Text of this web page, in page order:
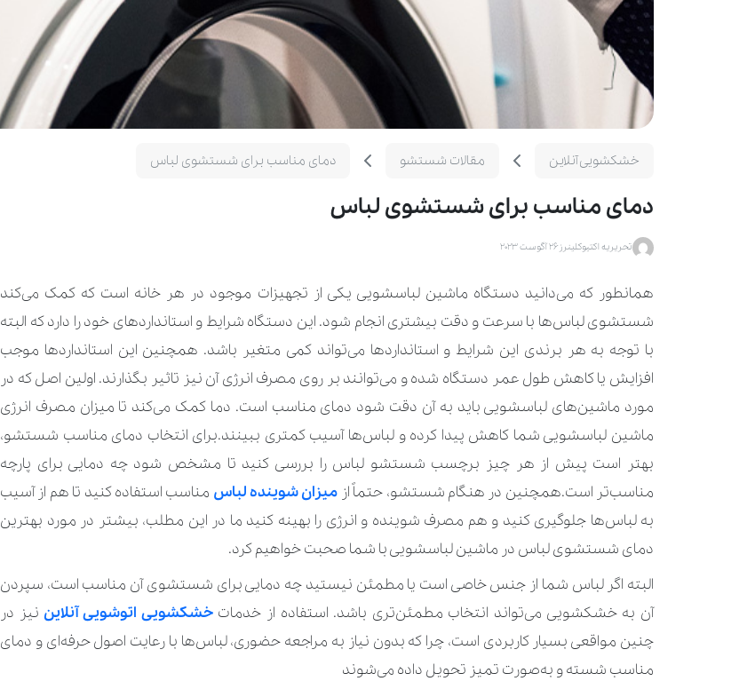
خشکشویی آنلاین مقالات شستشو دمای مناسب برای شستشوی لباس
دمای مناسب برای شستشوی لباس
تحریریه اکتیوکلینرز 26 آگوست 2023
همانطور که می‌دانید دستگاه ماشین لباسشویی یکی از تجهیزات موجود در هر خانه است که کمک می‌کند
شستشوی لباس‌ها با سرعت و دقت بیشتری انجام شود. این دستگاه شرایط و استانداردهای خود را دارد که البته
با توجه به هر برندی این شرایط و استانداردها می‌تواند کمی متغیر باشد. همچنین این استانداردها موجب
افزایش یا کاهش طول عمر دستگاه شده و می‌توانند بر روی مصرف انرژی آن نیز تاثیر بگذارند. اولین اصل که در
مورد ماشین‌های لباسشویی باید به آن دقت شود دمای مناسب است. دما کمک می‌کند تا میزان مصرف انرژی
ماشین لباسشویی شما کاهش پیدا کرده و لباس‌ها آسیب کمتری ببینند.برای انتخاب دمای مناسب شستشو،
بهتر است پیش از هر چیز برچسب شستشو لباس را بررسی کنید تا مشخص شود چه دمایی برای پارچه
مناسب‌تر است.همچنین در هنگام شستشو، حتماً از میزان شوینده لباس مناسب استفاده کنید تا هم از آسیب
به لباس‌ها جلوگیری کنید و هم مصرف شوینده و انرژی را بهینه کنید ما در این مطلب، بیشتر در مورد بهترین
دمای شستشوی لباس در ماشین لباسشویی با شما صحبت خواهیم کرد.
البته اگر لباس شما از جنس خاصی است یا مطمئن نیستید چه دمایی برای شستشوی آن مناسب است، سپردن
آن به خشکشویی می‌تواند انتخاب مطمئن‌تری باشد. استفاده از خدماتخشکشویی اتوشویی آنلاین نیز در
چنین مواقعی بسیار کاربردی است، چرا که بدون نیاز به مراجعه حضوری، لباس‌ها با رعایت اصول حرفه‌ای و دمای
مناسب شسته و به‌صورت تمیز تحویل داده می‌شوند